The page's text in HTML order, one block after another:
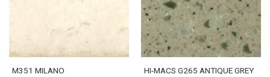
M351 MILANO HI-MACS G265 ANTIQUE GREY